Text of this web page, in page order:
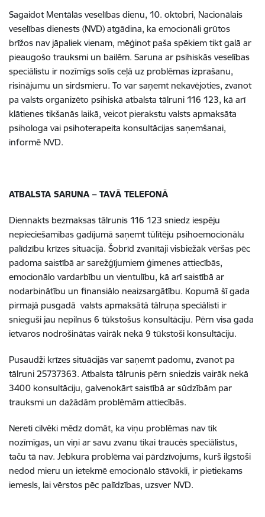
Sagaidot Mentālās veselības dienu, 10. oktobri, Nacionālais
veselības dienests (NVD) atgādina, ka emocionāli grūtos
brīžos nav jāpaliek vienam, mēģinot paša spēkiem tikt galā ar
pieaugošo trauksmi un bailēm. Saruna ar psihiskās veselības
speciālistu ir nozīmīgs solis ceļā uz problēmas izprašanu,
risinājumu un sirdsmieru. To var saņemt nekavējoties, zvanot
pa valsts organizēto psihiskā atbalsta tālruni 116 123, kā arī
klātienes tikšanās laikā, veicot pierakstu valsts apmaksāta
psihologa vai psihoterapeita konsultācijas saņemšanai,
informē NVD.
ATBALSTA SARUNA – TAVĀ TELEFONĀ
Diennakts bezmaksas tālrunis 116 123 sniedz iespēju
nepieciešamības gadījumā saņemt tūlītēju psihoemocionālu
palīdzību krīzes situācijā. Šobrīd zvanītāji visbiežāk vēršas pēc
padoma saistībā ar sarežģījumiem ģimenes attiecībās,
emocionālo vardarbību un vientulību, kā arī saistībā ar
nodarbinātību un finansiālo neaizsargātību. Kopumā šī gada
pirmajā pusgadā valsts apmaksātā tālruņa speciālisti ir
snieguši jau nepilnus 6 tūkstošus konsultāciju. Pērn visa gada
ietvaros nodrošinātas vairāk nekā 9 tūkstoši konsultāciju.
Pusaudži krīzes situācijās var saņemt padomu, zvanot pa
tālruni 25737363. Atbalsta tālrunis pērn sniedzis vairāk nekā
3400 konsultāciju, galvenokārt saistībā ar sūdzībām par
trauksmi un dažādām problēmām attiecībās.
Nereti cilvēki mēdz domāt, ka viņu problēmas nav tik
nozīmīgas, un viņi ar savu zvanu tikai traucēs speciālistus,
taču tā nav. Jebkura problēma vai pārdzīvojums, kurš ilgstoši
nedod mieru un ietekmē emocionālo stāvokli, ir pietiekams
iemesls, lai vērstos pēc palīdzības, uzsver NVD.